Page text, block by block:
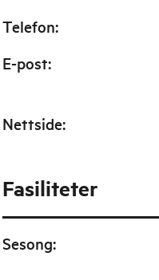
Telefon:
E-post:
Nettside:
Fasiliteter
Sesong: